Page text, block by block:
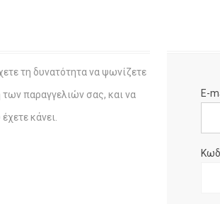
τη δυνατότητα να ψωνίζετε
των παραγγελιών σας, και να
κάνει.
E-